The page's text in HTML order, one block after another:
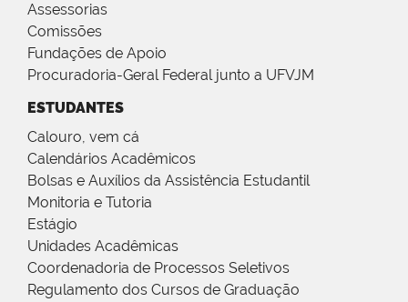
Assessorias
Comissões
Fundações de Apoio
Procuradoria-Geral Federal junto a UFVJM
ESTUDANTES
Calouro, vem cá
Calendários Acadêmicos
Bolsas e Auxílios da Assistência Estudantil
Monitoria e Tutoria
Estágio
Unidades Acadêmicas
Coordenadoria de Processos Seletivos
Regulamento dos Cursos de Graduação